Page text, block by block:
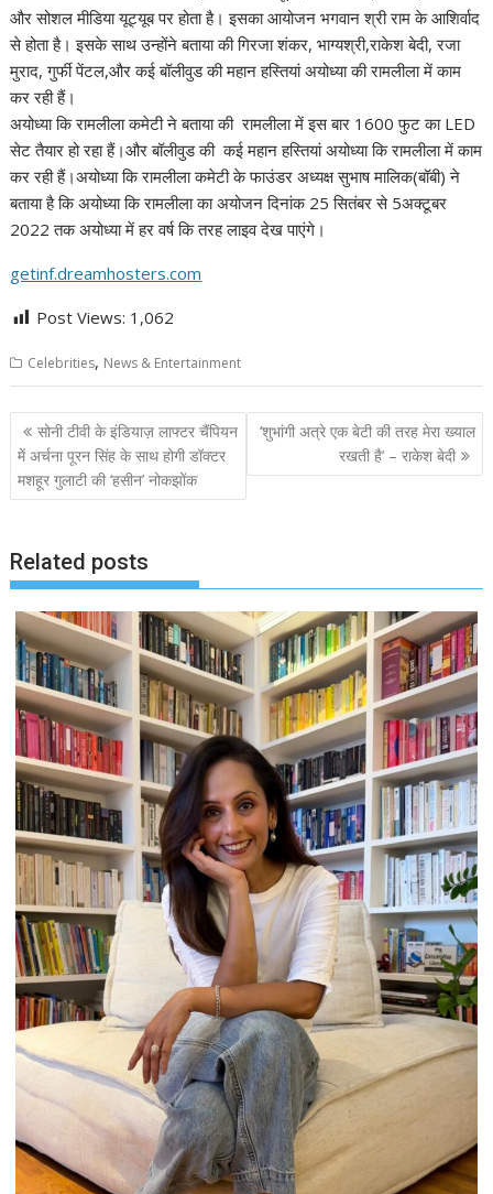
और सोशल मीडिया यूट्यूब पर होता है। इसका आयोजन भगवान श्री राम के आशिर्वाद
से होता है। इसके साथ उन्होंने बताया की गिरजा शंकर, भाग्यश्री,राकेश बेदी, रजा
मुराद, गुर्फी पेंटल,और कई बॉलीवुड की महान हस्तियां अयोध्या की रामलीला में काम
कर रही हैं।
अयोध्या कि रामलीला कमेटी ने बताया की रामलीला में इस बार 1600 फुट का LED
सेट तैयार हो रहा हैं।और बॉलीवुड की कई महान हस्तियां अयोध्या कि रामलीला में काम
कर रही हैं।अयोध्या कि रामलीला कमेटी के फाउंडर अध्यक्ष सुभाष मालिक(बॉबी) ने
बताया है कि अयोध्या कि रामलीला का अयोजन दिनांक 25 सितंबर से 5अक्टूबर
2022 तक अयोध्या में हर वर्ष कि तरह लाइव देख पाएंगे।
getinf.dreamhosters.com
Post Views: 1,062
Celebrities, News & Entertainment
Post
navigation
सोनी टीवी के इंडियाज़ लाफ्टर चैंपियन
में अर्चना पूरन सिंह के साथ होगी डॉक्टर
मशहूर गुलाटी की ‘हसीन’ नोकझोंक
‘शुभांगी अत्रे एक बेटी की तरह मेरा ख्याल
रखती है‘ – राकेश बेदी
Related posts